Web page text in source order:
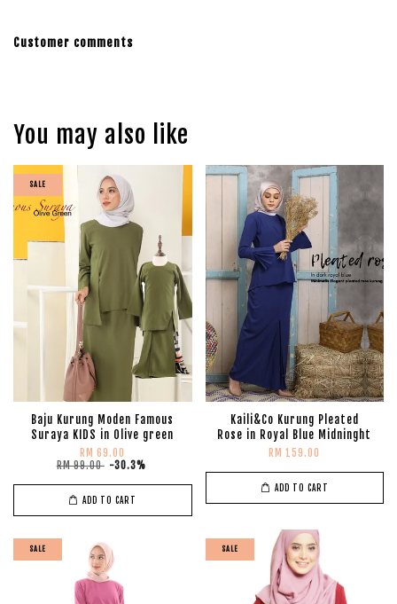
Customer comments
You may also like
SALE
Baju Kurung Moden Famous
Suraya KIDS in Olive green
RM 69.00
RM 99.00 -30.3%
ADD TO CART
Kaili&Co Kurung Pleated
Rose in Royal Blue Midninght
RM 159.00
ADD TO CART
SALE SALE